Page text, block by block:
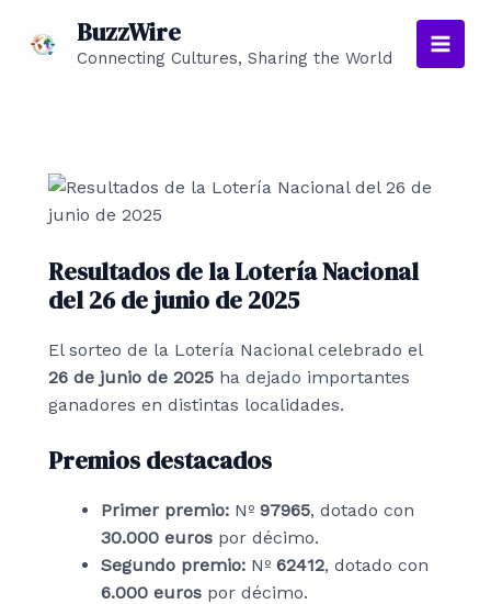
contenido
BuzzWire
Connecting Cultures, Sharing the World
Main
Resultados de la Lotería Nacional
del 26 de junio de 2025
El sorteo de la Lotería Nacional celebrado el
26 de junio de 2025 ha dejado importantes
ganadores en distintas localidades.
Premios destacados
Primer premio: Nº 97965, dotado con
30.000 euros por décimo.
Segundo premio: Nº 62412, dotado con
6.000 euros por décimo.